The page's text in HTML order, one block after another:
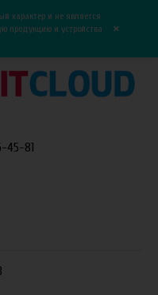
0
характер и не является
продукцию и устройства
×
45-81